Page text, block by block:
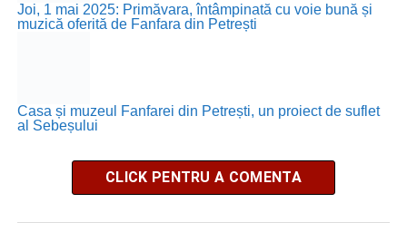
Joi, 1 mai 2025: Primăvara, întâmpinată cu voie bună și
muzică oferită de Fanfara din Petrești
Casa și muzeul Fanfarei din Petrești, un proiect de suflet
al Sebeșului
CLICK PENTRU A COMENTA